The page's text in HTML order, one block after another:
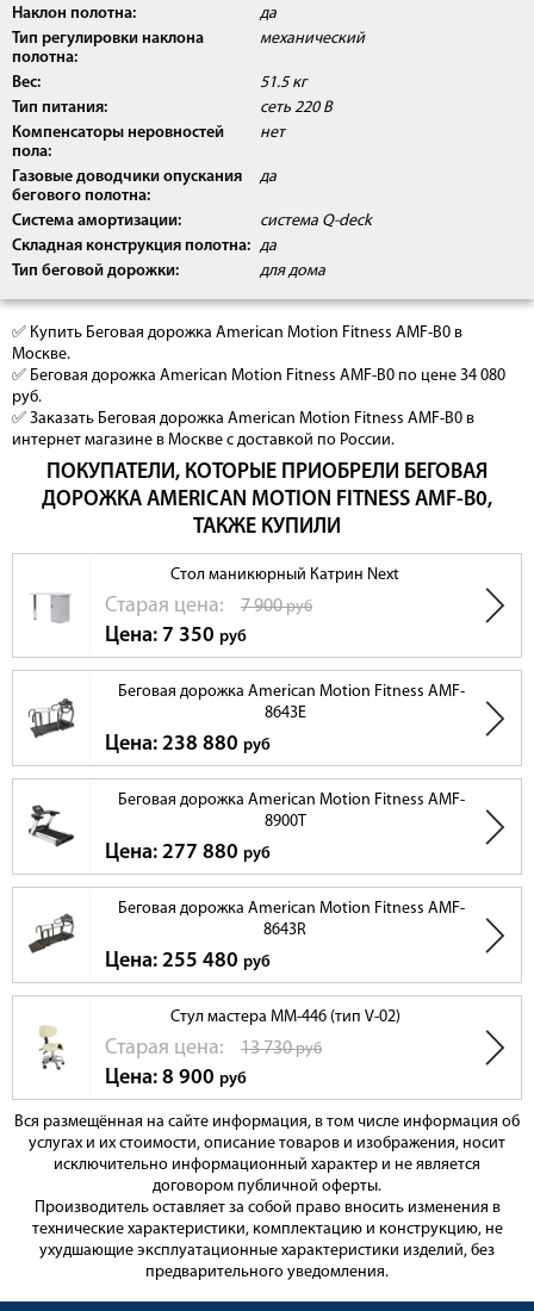
Наклон полотна:
да
Тип регулировки наклона
полотна:
механический
Вес:
51.5 кг
Тип питания:
сеть 220 В
Компенсаторы неровностей
пола:
нет
Газовые доводчики опускания
бегового полотна:
да
Система амортизации:
система Q-deck
Складная конструкция полотна: да
Тип беговой дорожки:
для дома
✅ Купить Беговая дорожка American Motion Fitness AMF-B0 в
Москве.
✅ Беговая дорожка American Motion Fitness AMF-B0 по цене 34 080
руб.
✅ Заказать Беговая дорожка American Motion Fitness AMF-B0 в
интернет магазине в Москве с доставкой по России.
ПОКУПАТЕЛИ, КОТОРЫЕ ПРИОБРЕЛИ БЕГОВАЯ
ДОРОЖКА AMERICAN MOTION FITNESS AMF-B0,
ТАКЖЕ КУПИЛИ
Стол маникюрный Катрин Next
Cтарая цена: 7 900руб
Цена: 7 350 руб
Беговая дорожка American Motion Fitness AMF-
8643E
Цена: 238 880 руб
Беговая дорожка American Motion Fitness AMF-
8900T
Цена: 277 880 руб
Беговая дорожка American Motion Fitness AMF-
8643R
Цена: 255 480 руб
Стул мастера ММ-446 (тип V-02)
Cтарая цена: 13 730руб
Цена: 8 900 руб
Вся размещённая на сайте информация, в том числе информация об
услугах и их стоимости, описание товаров и изображения, носит
исключительно информационный характер и не является
договором публичной оферты.
Производитель оставляет за собой право вносить изменения в
технические характеристики, комплектацию и конструкцию, не
ухудшающие эксплуатационные характеристики изделий, без
предварительного уведомления.